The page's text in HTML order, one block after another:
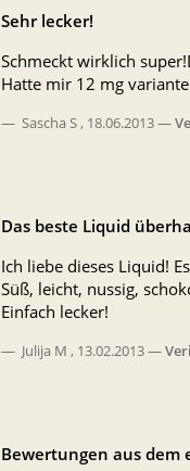
Sehr lecker!
Schmeckt wirklich
Hatte mir 12 mg
Sascha S, 18.06.2013
Das beste Liquid
Ich liebe dieses Liquid!
Süß, leicht, nussig,
Einfach lecker!
Julija M , 13.02.2013
Bewertungen aus dem